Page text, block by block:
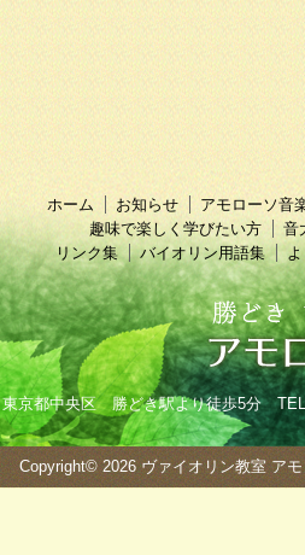
ホーム お知らせ
アモローソ音
趣味で楽しく学びたい方
音
リンク集
バイオリン用語集
東京都中央区 勝どき駅より徒歩5分
Copyright© 2026 ヴァイオリン教室 ア